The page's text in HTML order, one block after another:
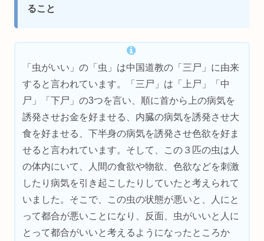
ること
「虫がいい」の「虫」は中国道教の「三尸」に由来
すると言われています。「三尸」は「上尸」「中
尸」「下尸」の3つを言い、順に首から上の病気を
誘発させお金を好ませる、内臓の病気を誘発させ大
食を好ませる、下半身の病気を誘発させ色欲を好ま
せると言われています。そして、この３匹の虫は人
の体内にいて、人間の食欲や物欲、色欲などを刺激
したり病気を引き起こしたりしていたと考えられて
いました。そこで、この虫の状態が悪いと、人にと
って都合が悪いことになり、反面、虫がいいと人に
とって都合がいいと考えるようになったところか